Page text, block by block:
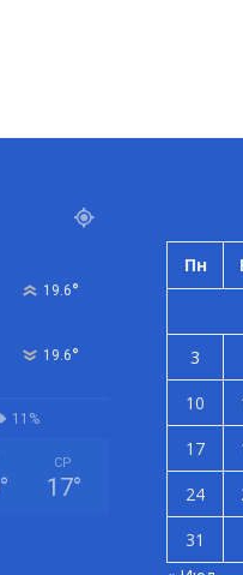
19.6°
19.6°
11%
°
СР
17°
Пн
3
10
17
24
31